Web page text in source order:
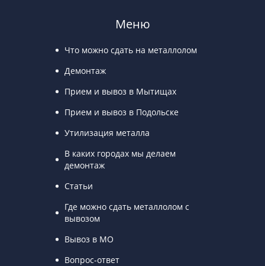
Меню
Что можно сдать на металлолом
Демонтаж
Прием и вывоз в Мытищах
Прием и вывоз в Подольске
Утилизация металла
В каких городах мы делаем
демонтаж
Статьи
Где можно сдать металлолом с
вывозом
Вывоз в МО
Вопрос-ответ